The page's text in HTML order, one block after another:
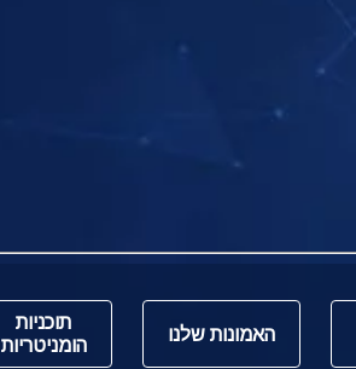
האמונות שלנו
תוכניות
הומניטריות